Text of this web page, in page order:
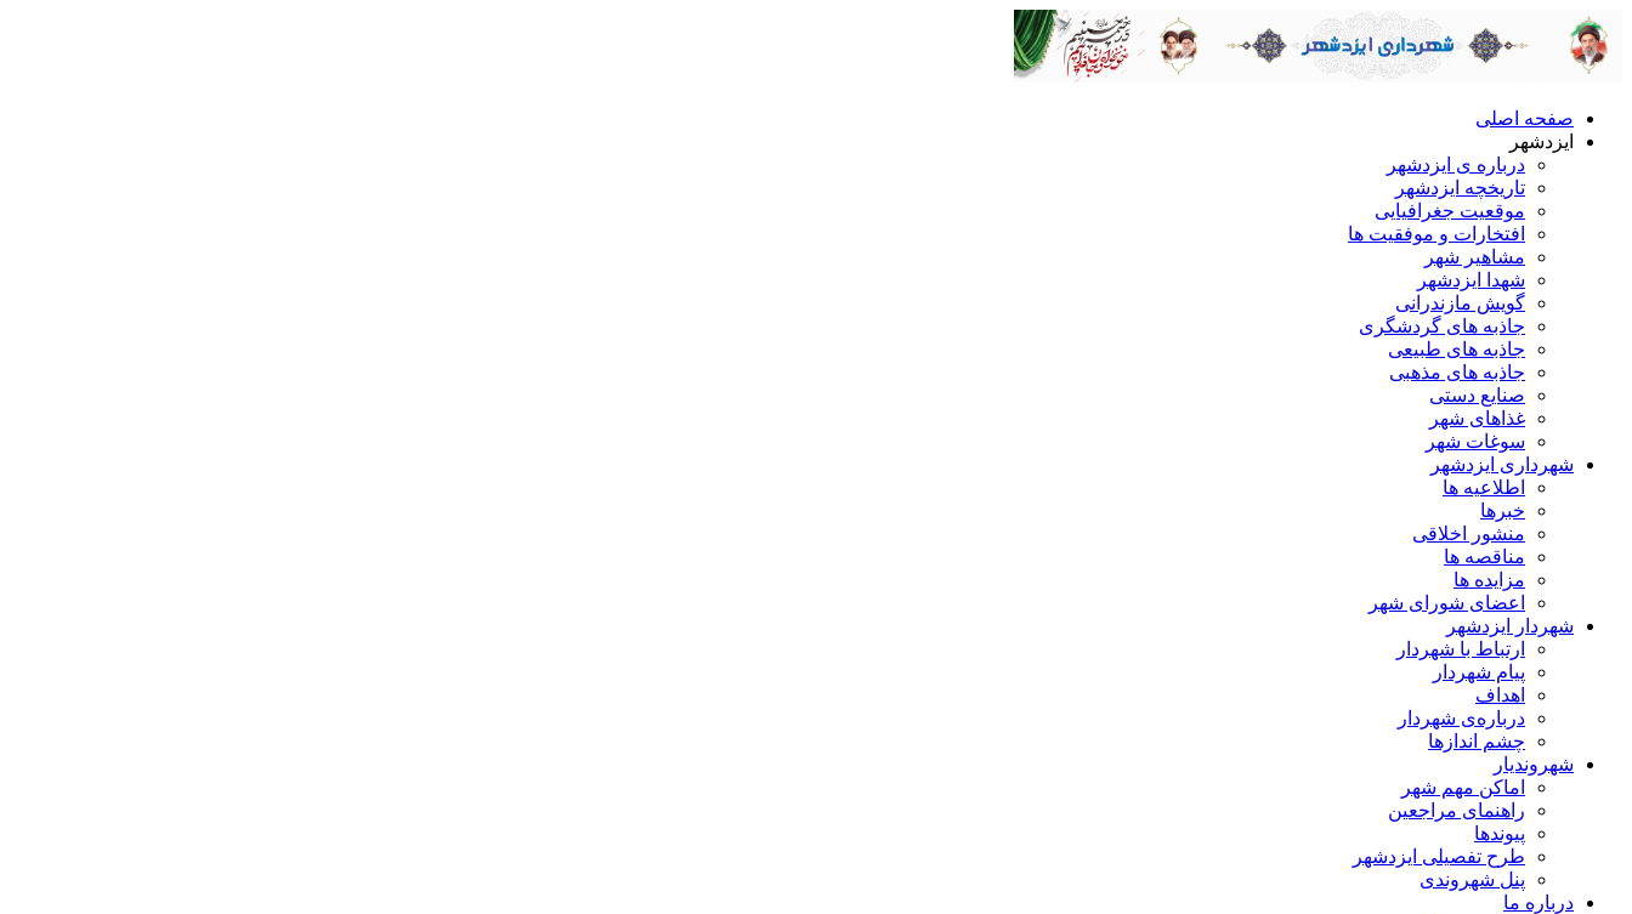
صفحه اصلی
ایزدشهر
درباره ی ایزدشهر
تاریخچه ایزدشهر
موقعیت جغرافیایی
افتخارات و موفقیت ها
مشاهیر شهر
شهدا ایزدشهر
گویش مازندرانی
جاذبه های گردشگری
جاذبه های طبیعی
جاذبه های مذهبی
صنایع دستی
غذاهای شهر
سوغات شهر
شهرداری ایزدشهر
اطلاعیه ها
خبرها
منشور اخلاقی
مناقصه ها
مزایده ها
اعضای شورای شهر
شهردار ایزدشهر
ارتباط با شهردار
پیام شهردار
اهداف
درباره‌ی شهردار
چشم اندازها
شهروندیار
اماکن مهم شهر
راهنمای مراجعین
پیوند‌ها
طرح تفصیلی ایزدشهر
پنل شهروندی
درباره ما